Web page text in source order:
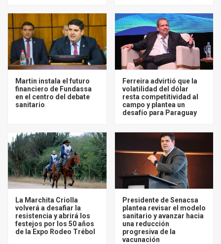
Martin instala el futuro
financiero de Fundassa
en el centro del debate
sanitario
Ferreira advirtió que la
volatilidad del dólar
resta competitividad al
campo y plantea un
desafío para Paraguay
La Marchita Criolla
volverá a desafiar la
resistencia y abrirá los
festejos por los 50 años
de la Expo Rodeo Trébol
Presidente de Senacsa
plantea revisar el modelo
sanitario y avanzar hacia
una reducción
progresiva de la
vacunación